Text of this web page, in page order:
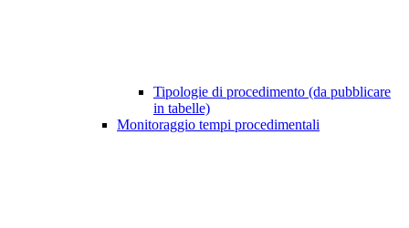
Tipologie di procedimento (da pubblicare
in tabelle)
Monitoraggio tempi procedimentali